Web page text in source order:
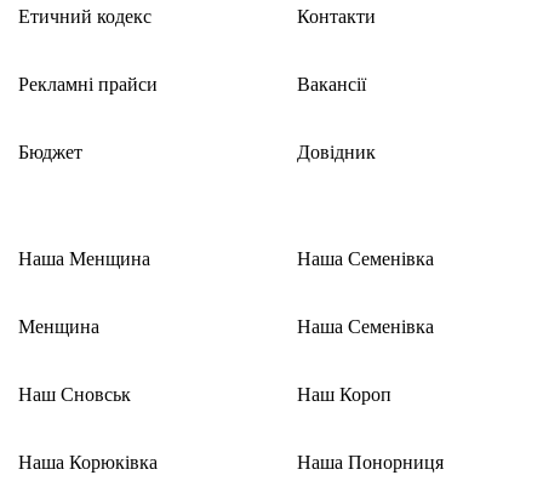
Етичний кодекс
Рекламні прайси
Бюджет
Контакти
Вакансії
Довідник
Наша Менщина
Менщина
Наш Сновськ
Наша Корюківка
Наша Семенівка
Наша Семенівка
Наш Короп
Наша Понорниця